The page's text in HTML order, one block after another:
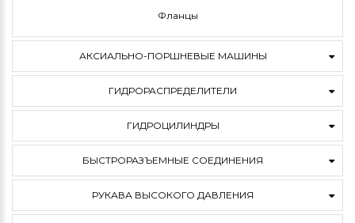
Фланцы
АКСИАЛЬНО-ПОРШНЕВЫЕ МАШИНЫ
ГИДРОРАСПРЕДЕЛИТЕЛИ
ГИДРОЦИЛИНДРЫ
БЫСТРОРАЗЪЕМНЫЕ СОЕДИНЕНИЯ
РУКАВА ВЫСОКОГО ДАВЛЕНИЯ